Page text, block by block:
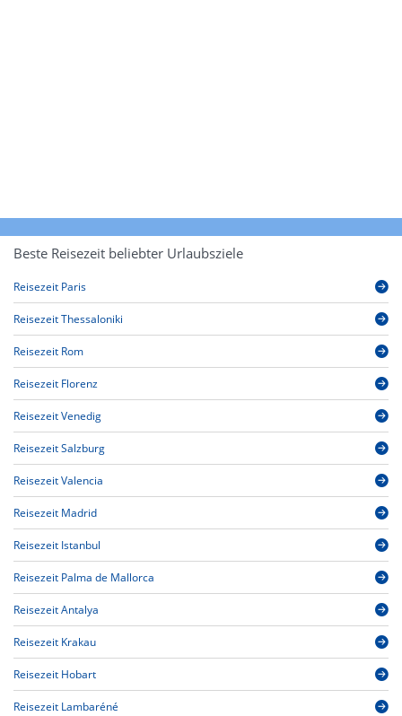
Beste Reisezeit beliebter Urlaubsziele
Reisezeit Paris
Reisezeit Thessaloniki
Reisezeit Rom
Reisezeit Florenz
Reisezeit Venedig
Reisezeit Salzburg
Reisezeit Valencia
Reisezeit Madrid
Reisezeit Istanbul
Reisezeit Palma de Mallorca
Reisezeit Antalya
Reisezeit Krakau
Reisezeit Hobart
Reisezeit Lambaréné